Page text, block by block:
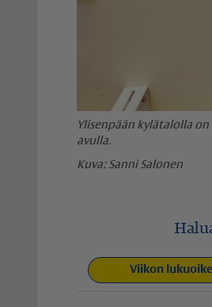
Ylisenpään kylätalolla
avulla.
Sanni Salonen
Viikon